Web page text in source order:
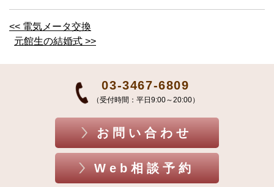
<< 電気メータ交換
元館生の結婚式 >>
03-3467-6809
（受付時間：平日9:00～20:00）
お問い合わせ
Web相談予約